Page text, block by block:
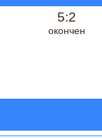
5:2
окончен